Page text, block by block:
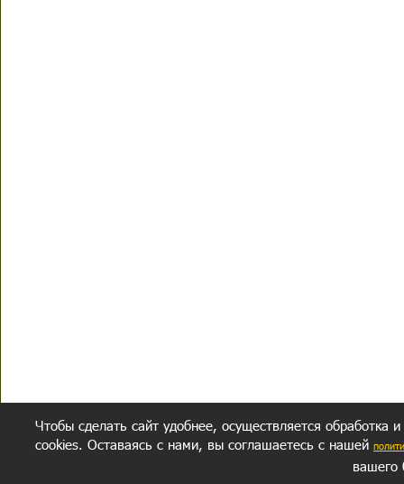
Чтобы сделать сайт удобнее, осуществляется обработка
cookies. Оставаясь с нами, вы соглашаетесь с нашей
вашего